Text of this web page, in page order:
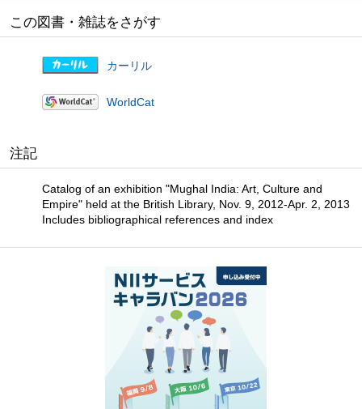
この図書・雑誌をさがす
カーリル
WorldCat
注記
Catalog of an exhibition "Mughal India: Art, Culture and
Empire" held at the British Library, Nov. 9, 2012-Apr. 2, 2013
Includes bibliographical references and index